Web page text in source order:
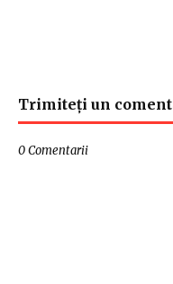
Trimiteți un
0 Comentarii